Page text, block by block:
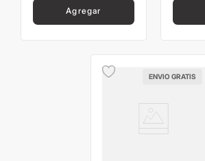
Agregar
ENVIO GRATIS